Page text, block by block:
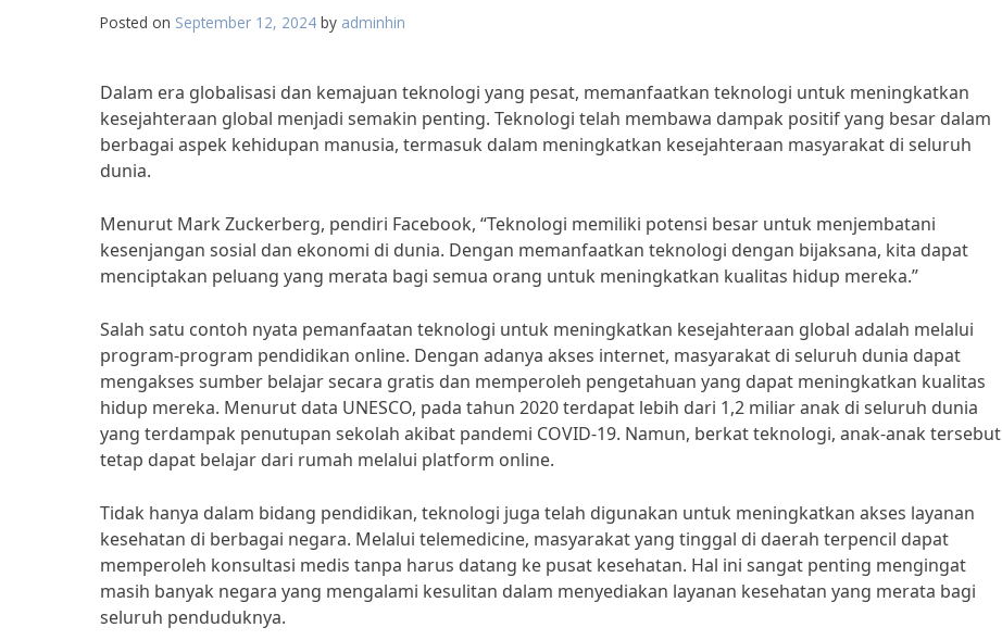
Posted on September 12, 2024 by adminhin
Dalam era globalisasi dan kemajuan teknologi yang pesat, memanfaatkan teknologi untuk meningkatkan
kesejahteraan global menjadi semakin penting. Teknologi telah membawa dampak positif yang besar dalam
berbagai aspek kehidupan manusia, termasuk dalam meningkatkan kesejahteraan masyarakat di seluruh
dunia.
Menurut Mark Zuckerberg, pendiri Facebook, “Teknologi memiliki potensi besar untuk menjembatani
kesenjangan sosial dan ekonomi di dunia. Dengan memanfaatkan teknologi dengan bijaksana, kita dapat
menciptakan peluang yang merata bagi semua orang untuk meningkatkan kualitas hidup mereka.”
Salah satu contoh nyata pemanfaatan teknologi untuk meningkatkan kesejahteraan global adalah melalui
program-program pendidikan online. Dengan adanya akses internet, masyarakat di seluruh dunia dapat
mengakses sumber belajar secara gratis dan memperoleh pengetahuan yang dapat meningkatkan kualitas
hidup mereka. Menurut data UNESCO, pada tahun 2020 terdapat lebih dari 1,2 miliar anak di seluruh dunia
yang terdampak penutupan sekolah akibat pandemi COVID-19. Namun, berkat teknologi, anak-anak tersebut
tetap dapat belajar dari rumah melalui platform online.
Tidak hanya dalam bidang pendidikan, teknologi juga telah digunakan untuk meningkatkan akses layanan
kesehatan di berbagai negara. Melalui telemedicine, masyarakat yang tinggal di daerah terpencil dapat
memperoleh konsultasi medis tanpa harus datang ke pusat kesehatan. Hal ini sangat penting mengingat
masih banyak negara yang mengalami kesulitan dalam menyediakan layanan kesehatan yang merata bagi
seluruh penduduknya.